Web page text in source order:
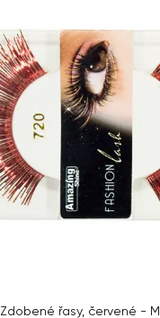
Zdobené řasy, červené -